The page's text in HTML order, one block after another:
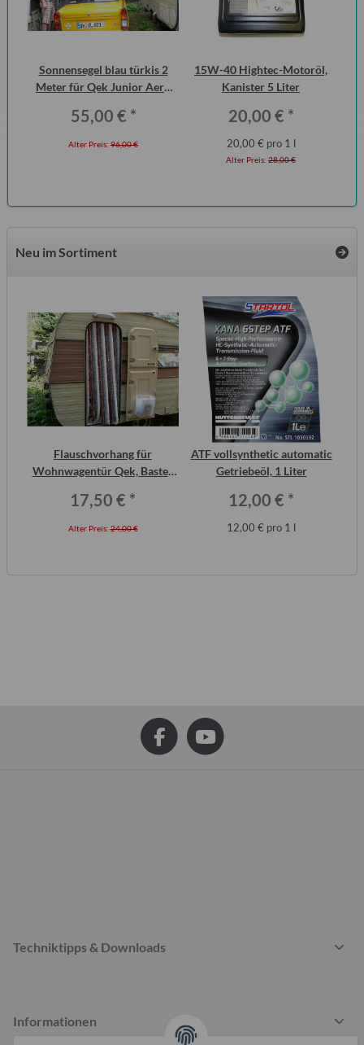
Sonnensegel blau türkis 2
Meter für Qek Junior Aero
55,00 € *
Alter Preis: 96,00 €
15W-40 Hightec-Motoröl,
Kanister 5 Liter
20,00 € *
20,00 € pro 1 l
Alter Preis: 28,00 €
Neu im Sortiment
Flauschvorhang für
Wohnwagentür Qek, Bastei,
17,50 € *
Alter Preis:24,00 €
ATF vollsynthetic automatic
Getriebeöl, 1 Liter
12,00 € *
12,00 € pro 1 l
Techniktipps & Downloads
Informationen